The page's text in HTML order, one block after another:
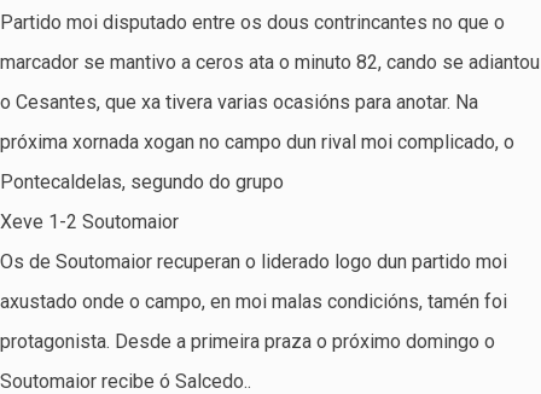
Partido moi disputado entre os dous contrincantes no que o
marcador se mantivo a ceros ata o minuto 82, cando se adiantou
o Cesantes, que xa tivera varias ocasións para anotar. Na
próxima xornada xogan no campo dun rival moi complicado, o
Pontecaldelas, segundo do grupo
Xeve 1-2 Soutomaior
Os de Soutomaior recuperan o liderado logo dun partido moi
axustado onde o campo, en moi malas condicións, tamén foi
protagonista. Desde a primeira praza o próximo domingo o
Soutomaior recibe ó Salcedo..